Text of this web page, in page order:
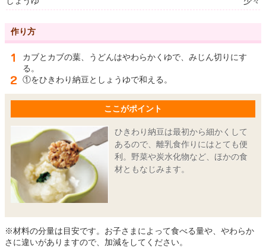
作り方
カブとカブの葉、うどんはやわらかくゆで、みじん切りにす
る。
①をひきわり納豆としょうゆで和える。
ここがポイント
ひきわり納豆は最初から細かくして
あるので、離乳食作りにはとても便
利。野菜や炭水化物など、ほかの食
材ともなじみます。
※材料の分量は目安です。お子さまによって食べる量や、やわらか
さに違いがありますので、加減をしてください。